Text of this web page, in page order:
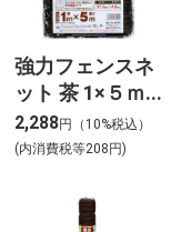
強力フェンスネ
ット 茶 1×５ｍ
37.5mm目
2,288円（10%税込）
(内消費税等208円)